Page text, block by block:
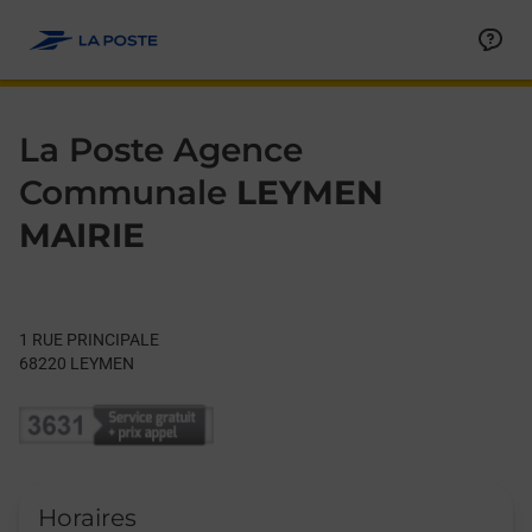
La Poste Agence
Communale LEYMEN
MAIRIE
1 RUE PRINCIPALE
68220 LEYMEN
Horaires